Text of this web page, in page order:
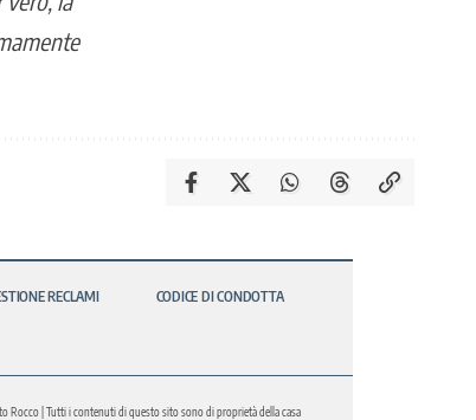
RECLAMI CODICE DI CONDOTTA
Rocco | Tutti i contenuti di questo sito sono di proprietà della casa